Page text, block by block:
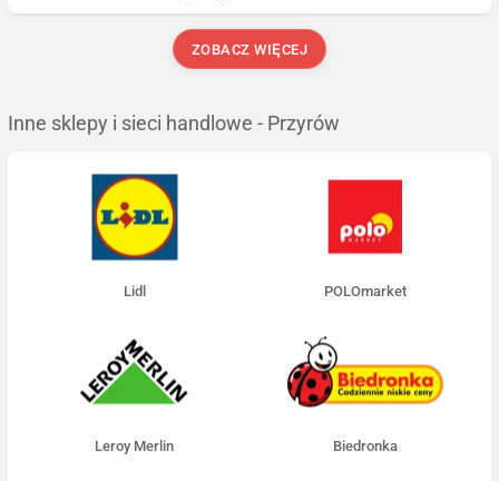
ZOBACZ WIĘCEJ
Inne sklepy i sieci handlowe - Przyrów
Lidl POLOmarket
Leroy Merlin Biedronka